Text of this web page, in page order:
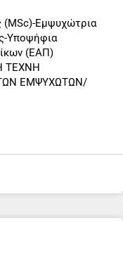
(MSc)-Εμψυχώτρια
Υποψήφια
(ΕΑΠ)
ΤΕΧΝΗ
ΕΜΨΥΧΩΤΩΝ/